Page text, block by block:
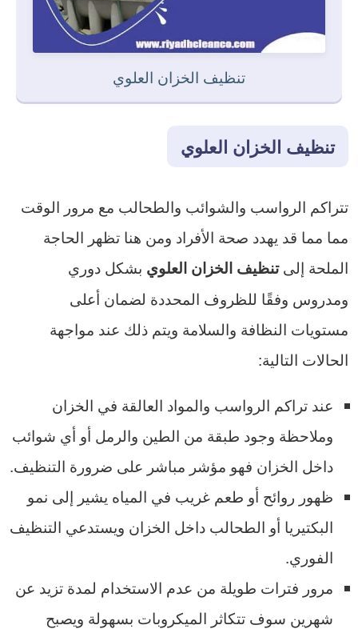
تنظيف الخزان العلوي
تنظيف الخزان العلوي
تتراكم الرواسب والشوائب والطحالب مع مرور الوقت
مما مما قد يهدد صحة الأفراد ومن هنا تظهر الحاجة
الملحة إلىتنظيف الخزان العلوي بشكل دوري
ومدروس وفقًا للظروف المحددة لضمان أعلى
مستويات النظافة والسلامة ويتم ذلك عند مواجهة
الحالات التالية:
عند تراكم الرواسب والمواد العالقة في الخزان
وملاحظة وجود طبقة من الطين والرمل أو أي شوائب
داخل الخزان فهو مؤشر مباشر على ضرورة التنظيف.
ظهور روائح أو طعم غريب في المياه يشير إلى نمو
البكتيريا أو الطحالب داخل الخزان ويستدعي التنظيف
الفوري.
مرور فترات طويلة من عدم الاستخدام لمدة تزيد عن
شهرين سوف تتكاثر الميكروبات بسهولة ويصبح